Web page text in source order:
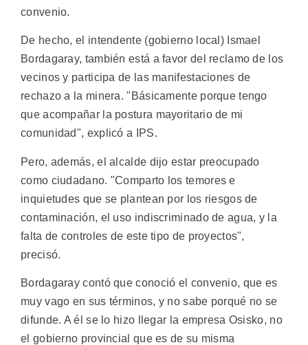
convenio.
De hecho, el intendente (gobierno local) Ismael
Bordagaray, también está a favor del reclamo de los
vecinos y participa de las manifestaciones de
rechazo a la minera. "Básicamente porque tengo
que acompañar la postura mayoritario de mi
comunidad", explicó a IPS.
Pero, además, el alcalde dijo estar preocupado
como ciudadano. "Comparto los temores e
inquietudes que se plantean por los riesgos de
contaminación, el uso indiscriminado de agua, y la
falta de controles de este tipo de proyectos",
precisó.
Bordagaray contó que conoció el convenio, que es
muy vago en sus términos, y no sabe porqué no se
difunde. A él se lo hizo llegar la empresa Osisko, no
el gobierno provincial que es de su misma